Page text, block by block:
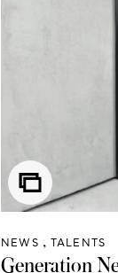
NEWS TALENTS
Generation